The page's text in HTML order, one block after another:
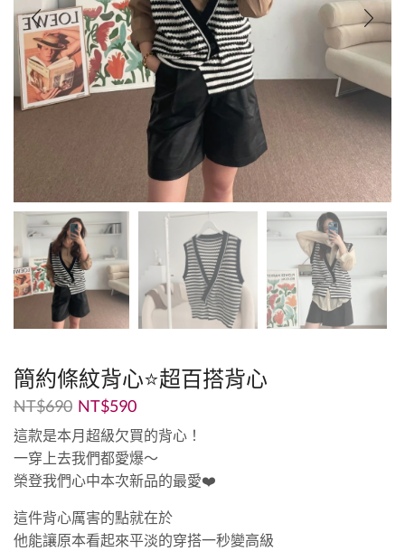
簡約條紋背心⭐️超百搭背心
NT$690 NT$590
這款是本月超級欠買的背心！
一穿上去我們都愛爆～
榮登我們心中本次新品的最愛❤️
這件背心厲害的點就在於
他能讓原本看起來平淡的穿搭一秒變高級